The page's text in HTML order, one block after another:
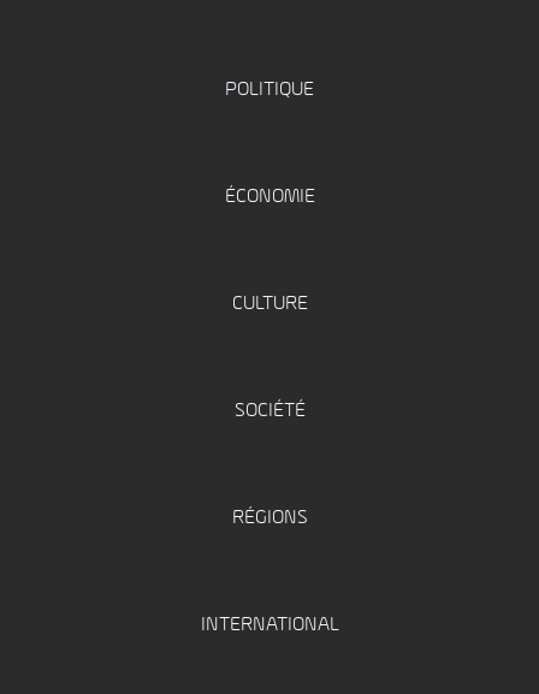
POLITIQUE
ÉCONOMIE
CULTURE
SOCIÉTÉ
RÉGIONS
INTERNATIONAL